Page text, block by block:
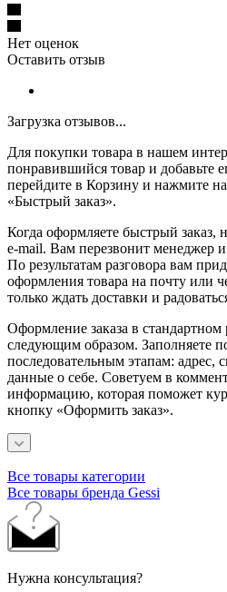
Нет оценок
Оставить отзыв
Загрузка отзывов...
Для покупки товара в нашем
понравившийся товар и добавьте
перейдите в Корзину и нажмите
«Быстрый заказ».
Когда оформляете быстрый
e-mail. Вам перезвонит менеджер и
По результатам разговора вам
оформления товара на почту или
только ждать доставки и
Оформление заказа в
следующим образом. Заполняете
последовательным этапам: адрес,
данные о себе. Советуем в
информацию, которая поможет
кнопку «Оформить заказ».
Все товары категории
Все товары бренда Gessi
Нужна консультация?